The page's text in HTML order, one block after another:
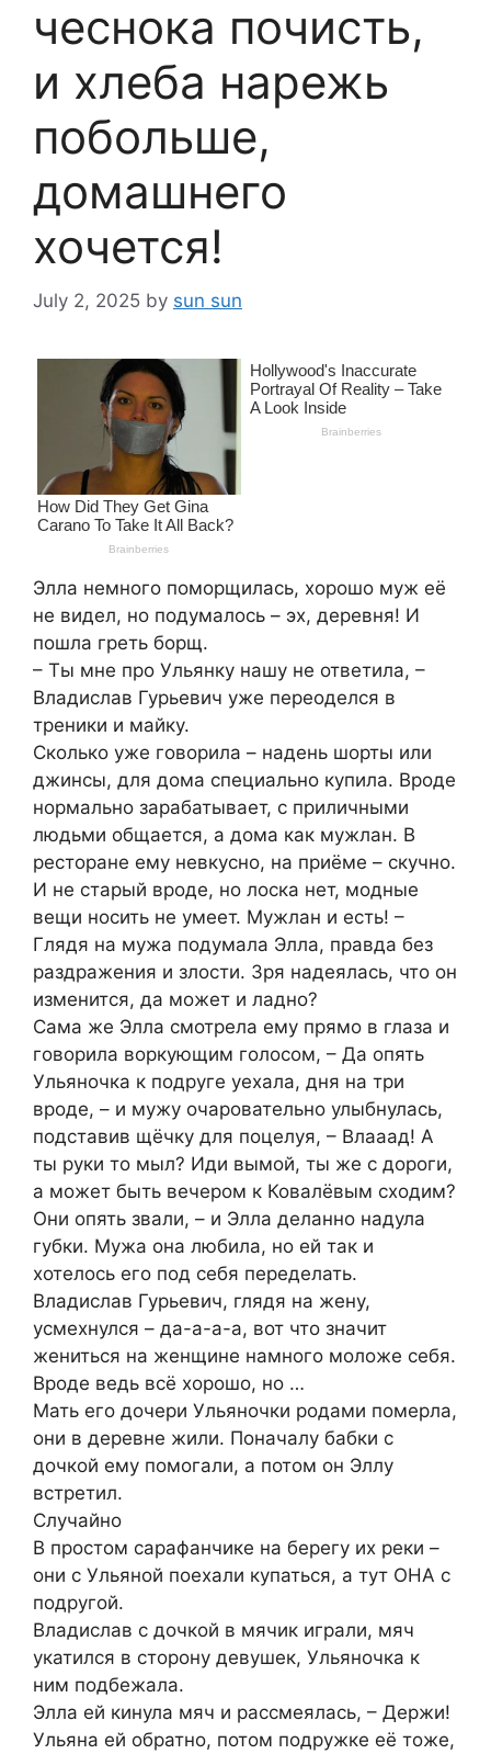
чеснока почисть,
и хлеба нарежь
побольше,
домашнего
хочется!
July 2, 2025 by sun sun
Элла немного поморщилась, хорошо муж её
не видел, но подумалось – эх, деревня! И
пошла греть борщ.
– Ты мне про Ульянку нашу не ответила, –
Владислав Гурьевич уже переоделся в
треники и майку.
Сколько уже говорила – надень шорты или
джинсы, для дома специально купила. Вроде
нормально зарабатывает, с приличными
людьми общается, а дома как мужлан. В
ресторане ему невкусно, на приёме – скучно.
И не старый вроде, но лоска нет, модные
вещи носить не умеет. Мужлан и есть! –
Глядя на мужа подумала Элла, правда без
раздражения и злости. Зря надеялась, что он
изменится, да может и ладно?
Сама же Элла смотрела ему прямо в глаза и
говорила воркующим голосом, – Да опять
Ульяночка к подруге уехала, дня на три
вроде, – и мужу очаровательно улыбнулась,
подставив щёчку для поцелуя, – Влааад! А
ты руки то мыл? Иди вымой, ты же с дороги,
а может быть вечером к Ковалёвым сходим?
Они опять звали, – и Элла деланно надула
губки. Мужа она любила, но ей так и
хотелось его под себя переделать.
Владислав Гурьевич, глядя на жену,
усмехнулся – да-а-а-а, вот что значит
жениться на женщине намного моложе себя.
Вроде ведь всё хорошо, но …
Мать его дочери Ульяночки родами померла,
они в деревне жили. Поначалу бабки с
дочкой ему помогали, а потом он Эллу
встретил.
Случайно
В простом сарафанчике на берегу их реки –
они с Ульяной поехали купаться, а тут ОНА с
подругой.
Владислав с дочкой в мячик играли, мяч
укатился в сторону девушек, Ульяночка к
ним подбежала.
Элла ей кинула мяч и рассмеялась, – Держи!
Ульяна ей обратно, потом подружке её тоже,